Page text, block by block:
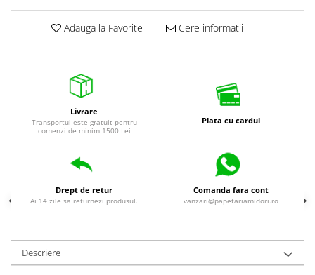
Markere speciale
Markere acrilice
Textmarkere
Rezerve cerneala si mine pix
Ambalare si etichetare
Aparate pentru aplicat preturi
Etichete pret si autoadezive
Articole pentru birou
Organizare si arhivare
Adauga la Favorite Cere informatii
Livrare
Transportul este gratuit pentru
comenzi de minim 1500 Lei
Plata cu cardul
Drept de retur
Ai 14 zile sa returnezi produsul.
Comanda fara cont
vanzari@papetariamidori.ro
Descriere